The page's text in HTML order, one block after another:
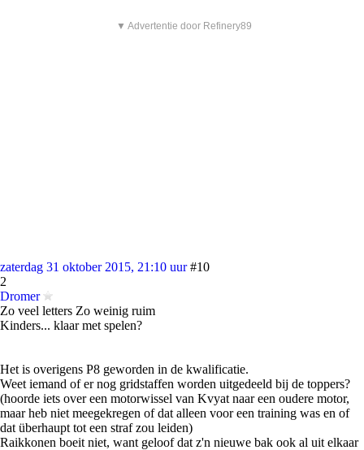
▼ Advertentie door Refinery89
zaterdag 31 oktober 2015, 21:10 uur #10
2
Dromer
Zo veel letters Zo weinig ruim
Kinders... klaar met spelen?
Het is overigens P8 geworden in de kwalificatie.
Weet iemand of er nog gridstaffen worden uitgedeeld bij de toppers?
(hoorde iets over een motorwissel van Kvyat naar een oudere motor,
maar heb niet meegekregen of dat alleen voor een training was en of
dat überhaupt tot een straf zou leiden)
Raikkonen boeit niet, want geloof dat z'n nieuwe bak ook al uit elkaar